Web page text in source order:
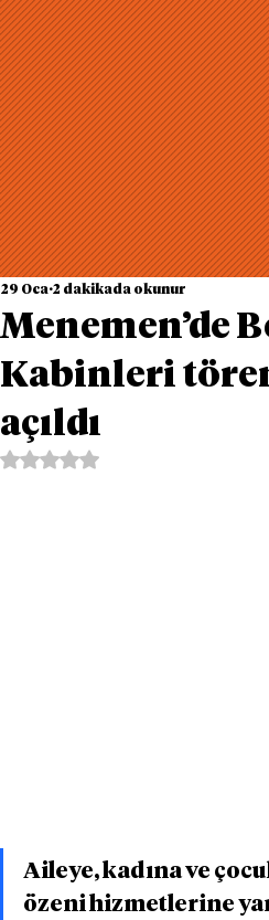
Menemen’de
Kabinleri
açıldı
29 Oca 2 dakikada okunur
5 üzerinden NaN yıldız
Aileye, kadına ve
özeni hizmetlerine